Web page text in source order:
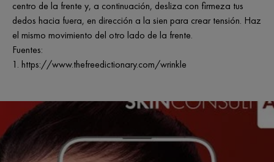
centro de la frente y, a continuación, desliza con firmeza tus
dedos hacia fuera, en dirección a la sien para crear tensión. Haz
el mismo movimiento del otro lado de la frente.
Fuentes:
1. https://www.thefreedictionary.com/wrinkle